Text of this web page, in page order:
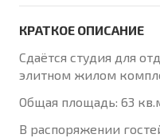
КРАТКОЕ ОПИСАНИЕ
Сдаётся студия для
элитном жилом
Общая площадь: 63
В распоряжении